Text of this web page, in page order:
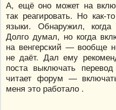
А, ещё оно может на
так реагировать. Но как-
языки. Обнаружил,
Долго думал, но когда
на венгерский — вообще
не даёт. Дал ему
поста выключать
читает форум —
меня это работало .